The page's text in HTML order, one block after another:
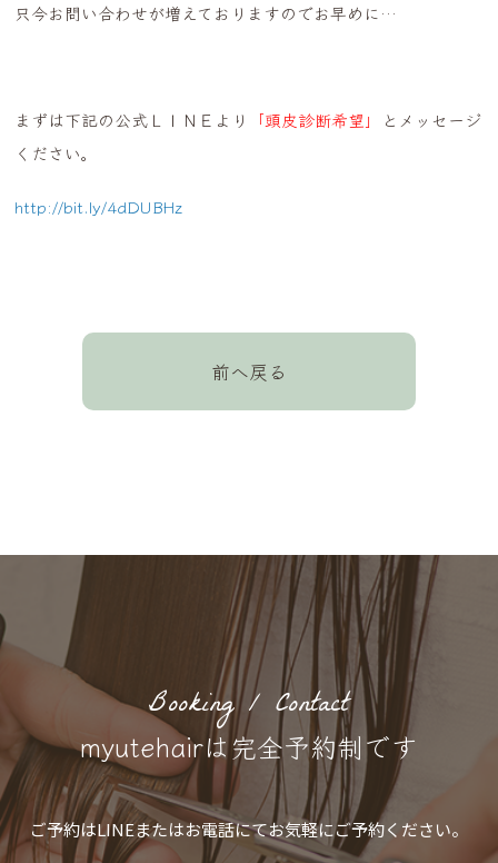
只今お問い合わせが増えておりますのでお早めに…
まずは下記の公式ＬＩＮＥより 「頭皮診断希望」
とメッセージ
ください。
http://bit.ly/4dDUBHz
前へ戻る
Booking / Contact
myutehairは完全予約制です
ご予約はLINEまたはお電話にてお気軽にご予約ください。